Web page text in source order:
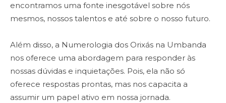
encontramos uma fonte inesgotável sobre nós
mesmos, nossos talentos e até sobre o nosso futuro.
Além disso, a Numerologia dos Orixás na Umbanda
nos oferece uma abordagem para responder às
nossas dúvidas e inquietações. Pois, ela não só
oferece respostas prontas, mas nos capacita a
assumir um papel ativo em nossa jornada.